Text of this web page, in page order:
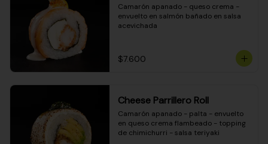
Camarón apanado - queso crema -
envuelto en salmón bañado en salsa
acevichada
$7.600
Cheese Parrillero Roll
Camarón apanado - palta - envuelto
en queso crema flambeado - topping
de chimichurri - salsa teriyaki